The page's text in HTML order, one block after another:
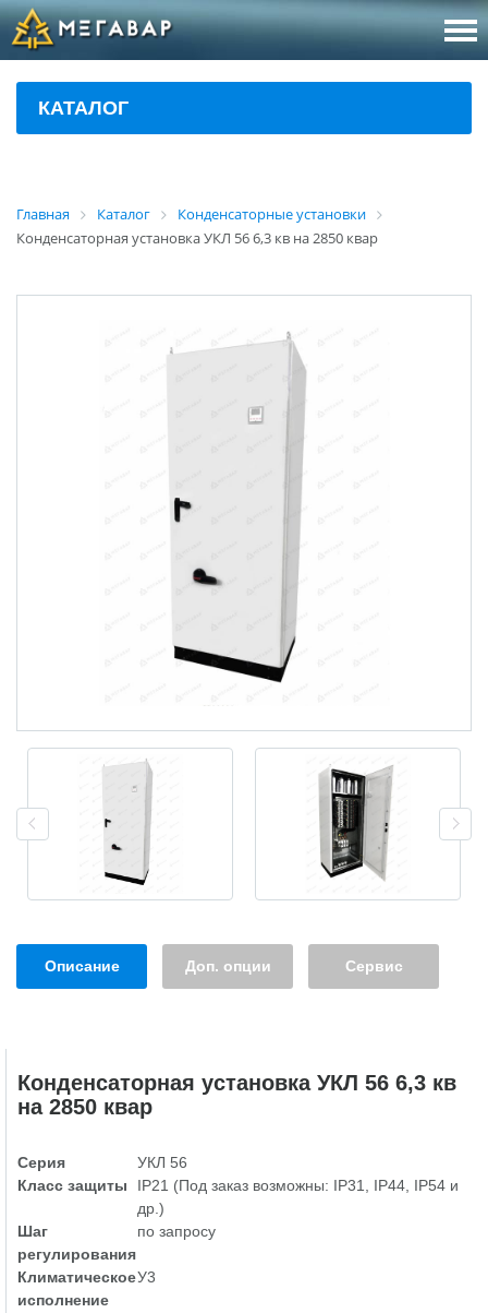
8
КАТАЛОГ
Главная Каталог
Конденсаторные установки
Конденсаторная установка УКЛ 56 6,3 кв на 2850 квар
Описание Доп. опции Сервис
Конденсаторная установка УКЛ 56 6,3 кв
на 2850 квар
Серия
УКЛ 56
Класс защиты
IP21 (Под заказ возможны: IP31, IP44, IP54 и
др.)
Шаг
регулирования
по запросу
Климатическое
исполнение
У3